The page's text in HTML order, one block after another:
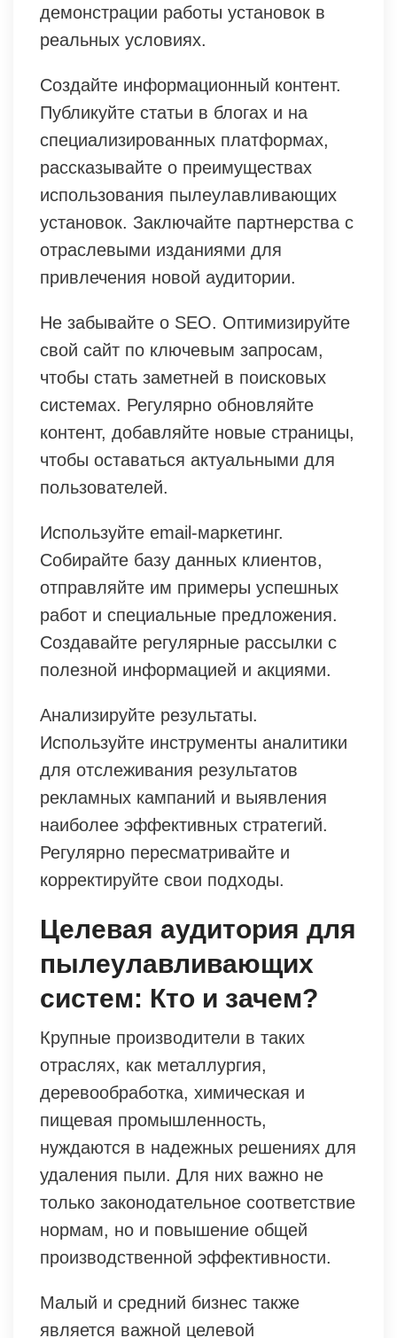
демонстрации работы установок в
реальных условиях.
Создайте информационный контент.
Публикуйте статьи в блогах и на
специализированных платформах,
рассказывайте о преимуществах
использования пылеулавливающих
установок. Заключайте партнерства с
отраслевыми изданиями для
привлечения новой аудитории.
Не забывайте о SEO. Оптимизируйте
свой сайт по ключевым запросам,
чтобы стать заметней в поисковых
системах. Регулярно обновляйте
контент, добавляйте новые страницы,
чтобы оставаться актуальными для
пользователей.
Используйте email-маркетинг.
Собирайте базу данных клиентов,
отправляйте им примеры успешных
работ и специальные предложения.
Создавайте регулярные рассылки с
полезной информацией и акциями.
Анализируйте результаты.
Используйте инструменты аналитики
для отслеживания результатов
рекламных кампаний и выявления
наиболее эффективных стратегий.
Регулярно пересматривайте и
корректируйте свои подходы.
Целевая аудитория для
пылеулавливающих
систем: Кто и зачем?
Крупные производители в таких
отраслях, как металлургия,
деревообработка, химическая и
пищевая промышленность,
нуждаются в надежных решениях для
удаления пыли. Для них важно не
только законодательное соответствие
нормам, но и повышение общей
производственной эффективности.
Малый и средний бизнес также
является важной целевой